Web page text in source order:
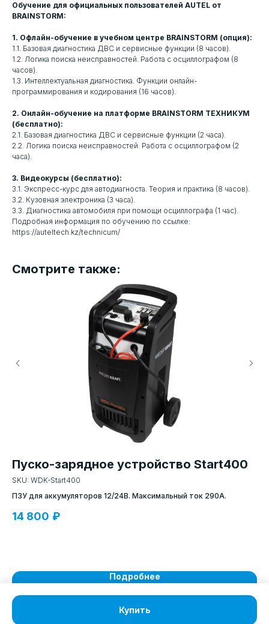
Купить
Обучение для официальных пользователей AUTEL от
BRAINSTORM:
1. Офлайн-обучение в учебном центре BRAINSTORM (опция):
1.1. Базовая диагностика ДВС и сервисные функции (8 часов).
1.2. Логика поиска неисправностей. Работа с осциллографом (8
часов).
1.3. Интеллектуальная диагностика. Функции онлайн-
программирования и кодирования (16 часов).
2. Онлайн-обучение на платформе BRAINSTORM ТЕХНИКУМ
(бесплатно):
2.1. Базовая диагностика ДВС и сервисные функции (2 часа).
2.2. Логика поиска неисправностей. Работа с осциллографом (2
часа).
3. Видеокурсы (бесплатно):
3.1. Экспресс-курс для автодиагноста. Теория и практика (8 часов).
3.2. Кузовная электроника (3 часа).
3.3. Диагностика автомобиля при помощи осциллографа (1 час).
Подробная информация по обучению по ссылке:
https://auteltech.kz/technicum/
Смотрите также:
Пуско-зарядное устройство Start400
SKU: WDK-Start400
ПЗУ для аккумуляторов 12/24В. Максимальный ток 290А.
14 800 ₽
Подробнее